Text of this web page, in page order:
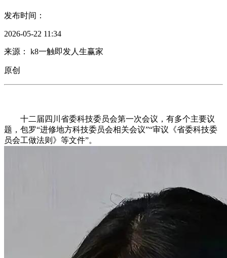
发布时间：
2026-05-22 11:34
来源： k8一触即发人生赢家
原创
十二届四川省委科技委员会第一次会议，有多个主要议
题，包罗“进修地方科技委员会相关会议”“审议《省委科技委
员会工做法则》等文件”。